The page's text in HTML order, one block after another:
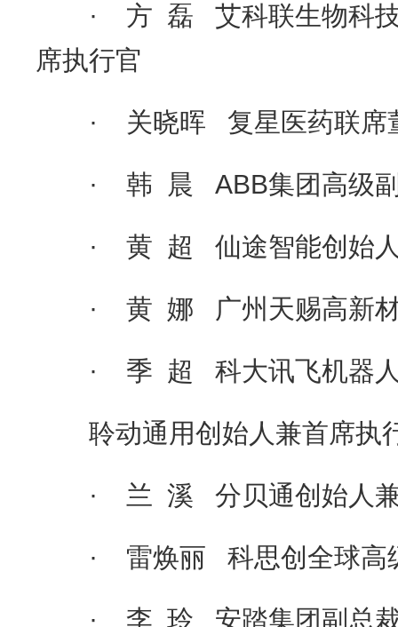
· 方 磊 艾科联生物科技
席执行官
· 关晓晖 复星医药联席
· 韩 晨 ABB集团高级副
· 黄 超 仙途智能创始人
· 黄 娜 广州天赐高新材
· 季 超 科大讯飞机器人
聆动通用创始人兼首席执
· 兰 溪 分贝通创始人兼
· 雷焕丽 科思创全球高级
· 李 玲 安踏集团副总